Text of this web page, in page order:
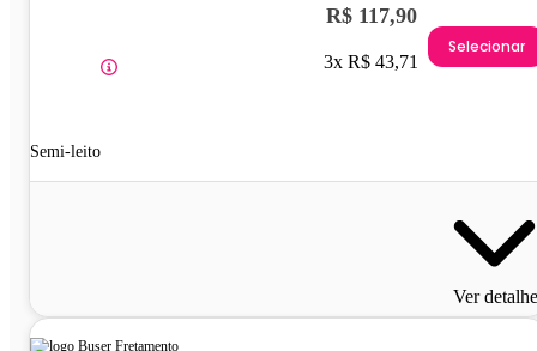
Semi-leito
R$ 117,90
3x R$ 43,71
Selecionar
Ver